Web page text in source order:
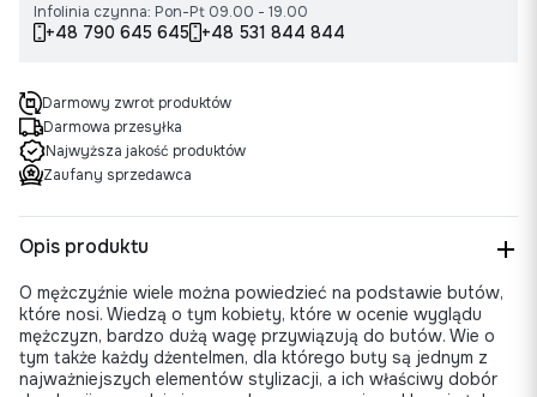
Infolinia czynna: Pon-Pt 09.00 - 19.00
+48 790 645 645 +48 531 844 844
Darmowy zwrot produktów
Darmowa przesyłka
Najwyższa jakość produktów
Zaufany sprzedawca
Opis produktu
O mężczyźnie wiele można powiedzieć na podstawie butów,
które nosi. Wiedzą o tym kobiety, które w ocenie wyglądu
mężczyzn, bardzo dużą wagę przywiązują do butów. Wie o
tym także każdy dżentelmen, dla którego buty są jednym z
najważniejszych elementów stylizacji, a ich właściwy dobór